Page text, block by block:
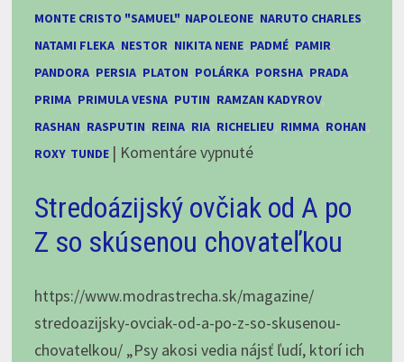
MONTE CRISTO "SAMUEL", NAPOLEONE, NARUTO CHARLES,
NATAMI FLEKA, NESTOR, NIKITA NENE, PADMÉ, PAMIR,
PANDORA, PERSIA, PLATON, POLÁRKA, PORSHA, PRADA,
PRIMA, PRIMULA VESNA, PUTIN, RAMZAN KADYROV,
RASHAN, RASPUTIN, REINA, RIA, RICHELIEU, RIMMA, ROHAN,
ROXY, TUNDE | Komentáre vypnuténa
dva,
jedna,
vám
Stredoázijský ovčiak od A po
Z so skúsenou chovateľkou
https://www.modrastrecha.sk/magazine/
stredoazijsky-ovciak-od-a-po-z-so-skusenou-
chovatelkou/ „Psy akosi vedia nájsť ľudí, ktorí ich